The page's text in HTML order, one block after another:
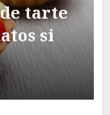
tarte
si